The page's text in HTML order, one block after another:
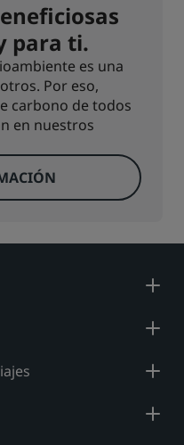
para ti.
es una
Por eso,
carbono de todos
en nuestros